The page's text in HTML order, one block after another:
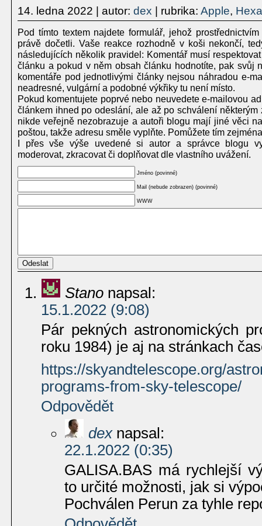
14. ledna 2022 | autor: dex | rubrika: Apple,
Pod tímto textem najdete formulář, jehož
právě dočetli. Vaše reakce rozhodně v koši nekončí,
následujících několik pravidel: Komentář musí
článku a pokud v něm obsah článku hodnotíte, pak svůj
komentáře pod jednotlivými články nejsou náhradou e-
neadresné, vulgární a podobné výkřiky tu není místo.
Pokud komentujete poprvé nebo neuvedete e-mailovou
článkem ihned po odeslání, ale až po schválení
nikde veřejně nezobrazuje a autoři blogu mají jiné věci
poštou, takže adresu směle vyplňte. Pomůžete tím
I přes vše výše uvedené si autor a správce blogu
moderovat, zkracovat či doplňovat dle vlastního uvážení.
Jméno (povinné)
Mail (nebude zobrazen) (povinné)
WWW
Stano napsal:
15.1.2022 (9:08)
Pár pekných astronomických
roku 1984) je aj na stránkach
https://skyandtelescope.org/
programs-from-sky-telescope/
Odpovědět
dex napsal:
22.1.2022 (0:35)
GALISA.BAS má rychlejší
to určité možnosti, jak si
Pochválen Perun za tyhle